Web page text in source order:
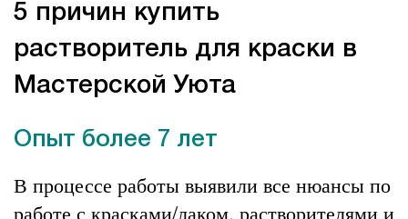
5 причин купить
растворитель для краски в
Мастерской Уюта
Опыт более 7 лет
В процессе работы выявили все нюансы по
работе с красками/лаком, растворителями и